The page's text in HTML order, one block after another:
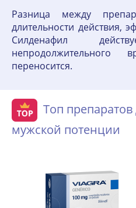
Разница между
длительности действия,
Силденафил
переносится.
Топ
мужской потенции